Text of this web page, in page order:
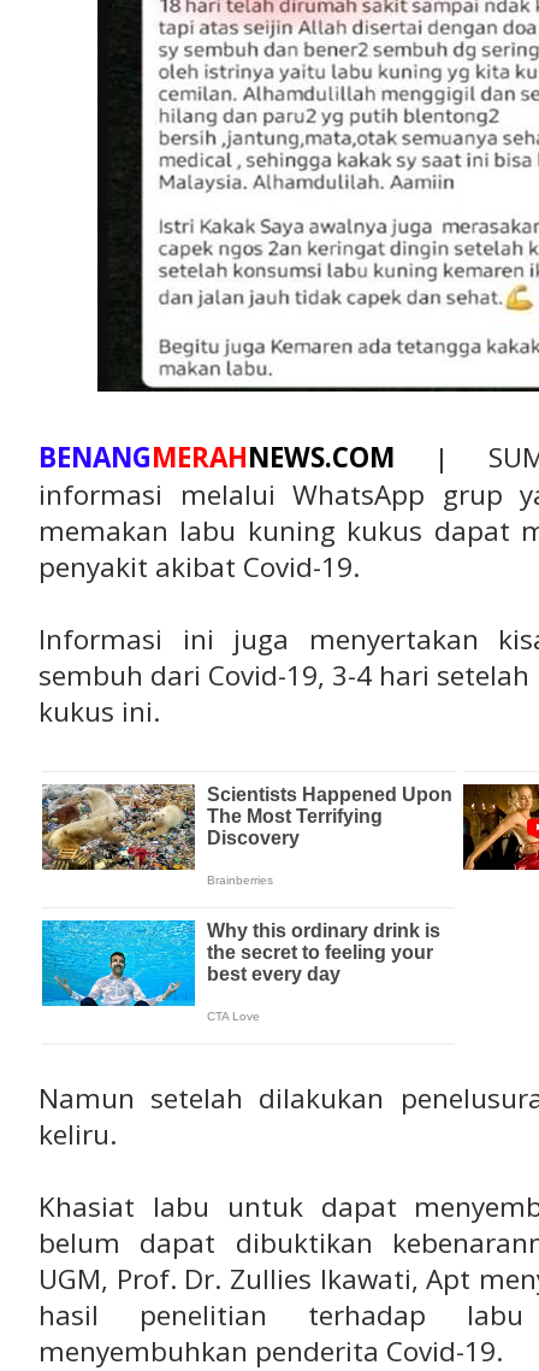
BENANGMERAHNEWS.COM |
informasi melalui WhatsApp grup
memakan labu kuning kukus dapat
penyakit akibat Covid-19.
Informasi ini juga menyertakan
sembuh dari Covid-19, 3-4 hari
kukus ini.
Namun setelah dilakukan
keliru.
Khasiat labu untuk dapat
belum dapat dibuktikan
UGM, Prof. Dr. Zullies Ikawati, Apt
hasil penelitian terhadap
menyembuhkan penderita Covid-19.